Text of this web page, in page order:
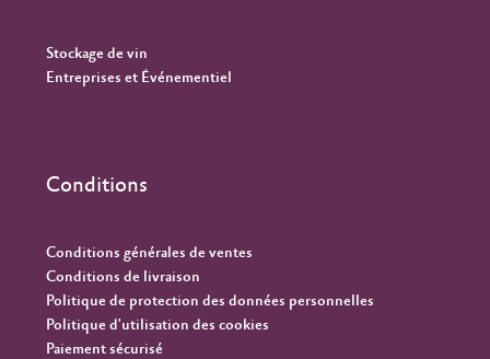
Stockage de vin
Entreprises et Événementiel
Conditions
Conditions générales de ventes
Conditions de livraison
Politique de protection des données personnelles
Politique d'utilisation des cookies
Paiement sécurisé